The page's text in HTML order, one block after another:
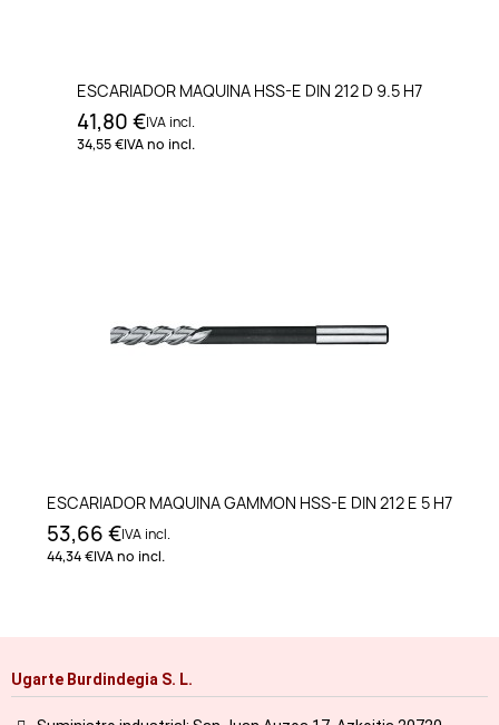
ESCARIADOR MAQUINA HSS-E DIN 212 D 9.5 H7
41,80 €IVA incl.
34,55 €IVA no incl.
ESCARIADOR MAQUINA GAMMON HSS-E DIN 212 E 5 H7
53,66 €IVA incl.
44,34 €IVA no incl.
Ugarte Burdindegia S. L.